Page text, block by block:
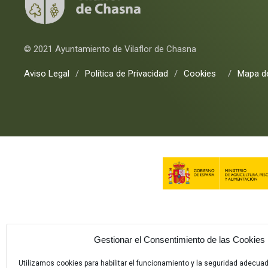
Gestionar el Consentimiento de las Cookies
Utilizamos cookies para habilitar el funcionamiento y la seguridad
© 2021 Ayuntamiento de Vilaflor de Chasna
Aviso Legal / Política de Privacidad / Cookies / Mapa